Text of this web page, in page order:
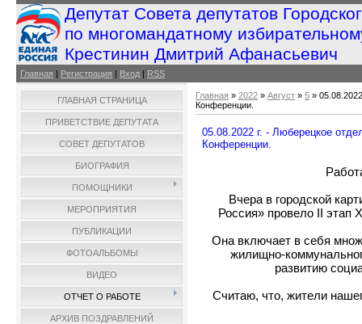
Депутат Совета депутатов
по многомандатному
Крестинин Дмитрий Афанасьевич
Главная | Регистрация | Вход | RSS
ГЛАВНАЯ СТРАНИЦА
ПРИВЕТСТВИЕ ДЕПУТАТА
СОВЕТ ДЕПУТАТОВ
БИОГРАФИЯ
ПОМОЩНИКИ
МЕРОПРИЯТИЯ
ПУБЛИКАЦИИ
ФОТОАЛЬБОМЫ
ВИДЕО
ОТЧЕТ О РАБОТЕ
АРХИВ ПОЗДРАВЛЕНИЙ
Главная » 2022 » Август » 5 »
Конференции.
05.08.2022 г. - Люберецкое
Конференции.
Вчера в городской
Россия» провело II этап
Она включает в себя
жилищно-
развитию
Считаю, что, жители